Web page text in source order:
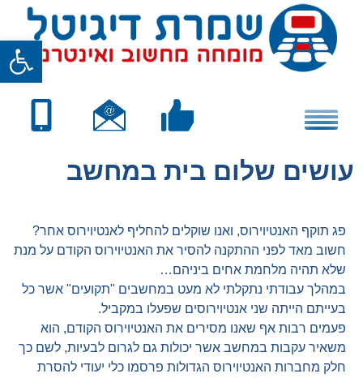
content
עושים שלום בית במחשב
פג תוקף האנטיוירוס, ואנו שוקלים להחליף לאנטיוירוס אחר?
חשוב מאד לפני ההתקנה להסיר את האנטיוירוס הקודם על מנת
שלא תהיה מלחמת אחים ביניהם…
במהלך עבודתי נתקלתי לא מעט במחשבים "תקועים" אשר כל
בעייתם הייתה שני אנטיוירוסים שפעלו במקביל.
פעמים רבות אף שאנו מסירים את האנטיוירוס הקודם, הוא
משאיר עקבות במחשב אשר יכולות גם לגרום לבעיות, לשם כך
חלק מחברות האנטיוירוס הגדולות פרסמו כלי יעודי להסרת
פתח